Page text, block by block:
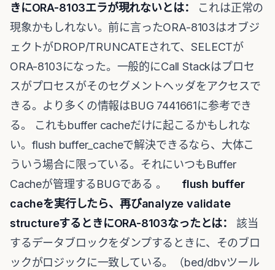
きにORA-8103エラが現れないとは：
これは正常の
現象かもしれない。前に言ったORA-8103はオブジ
ェクトがDROP/TRUNCATEされて、SELECTが
ORA-8103になった。一般的にCall Stackはプロセ
スがプロセスがそのセグメントヘッダをアクセスで
きる。より多くの情報はBUG 7441661に参考でき
る。 これもbuffer cacheだけに起こるかもしれな
い。flush buffer_cacheで解決できるなら、大体こ
ういう場合に限っている。それにいつもBuffer
Cacheが管理するBUGである 。 flush buffer
cacheを実行したら、再びanalyze validate
structureするときにORA-8103なったとは：
該当
するデータブロックをダンプするときに、そのブロ
ックがロジックに一致している。（bed/dbvツール